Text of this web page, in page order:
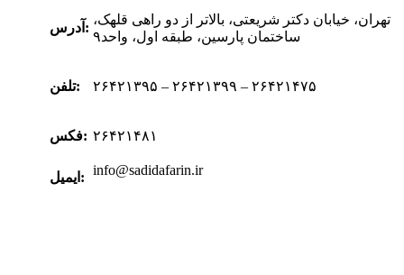
آدرس:
تهران، خیابان دکتر شریعتی، بالاتر از دو راهی قلهک،
ساختمان پارسین، طبقه اول، واحد۹
تلفن: ۲۶۴۲۱۳۹۵ – ۲۶۴۲۱۳۹۹ – ۲۶۴۲۱۴۷۵
فکس: ۲۶۴۲۱۴۸۱
ایمیل: info@sadidafarin.ir